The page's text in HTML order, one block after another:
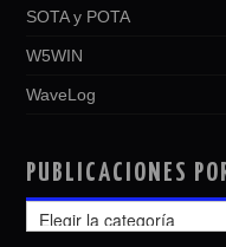
SOTA y POTA
W5WIN
WaveLog
PUBLICACIONES
PUBLICACIONES
POR